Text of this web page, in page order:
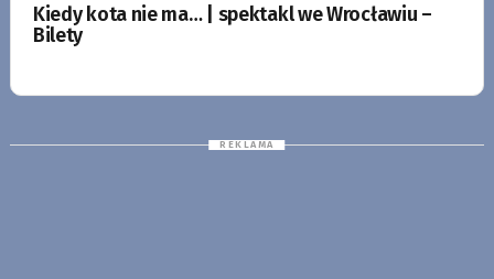
Kiedy kota nie ma… | spektakl we Wrocławiu –
Bilety